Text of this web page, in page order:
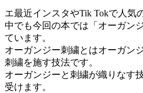
エ最近インスタやTik Tokで人気
中でも今回の本では「オーガン
ています。
オーガンジー刺繍とはオーガン
刺繍を施す技法です。
オーガンジーと刺繍が織りなす
受けます。